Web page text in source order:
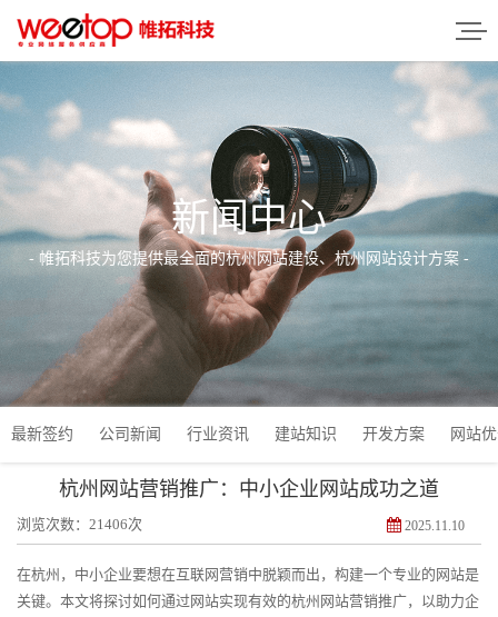
新闻中心
- 帷拓科技为您提供最全面的杭州网站建设、杭州网站设计方案 -
最新签约 公司新闻 行业资讯 建站知识 开发方案 网站
杭州网站营销推广：中小企业网站成功之道
2025.11.10
浏览次数：21406次
在杭州，中小企业要想在互联网营销中脱颖而出，构建一个专业的网站是
关键。本文将探讨如何通过网站实现有效的杭州网站营销推广，以助力企